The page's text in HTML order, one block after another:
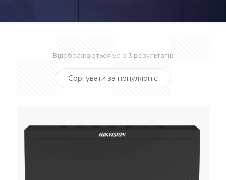
Відображаються усі з 3 результатів